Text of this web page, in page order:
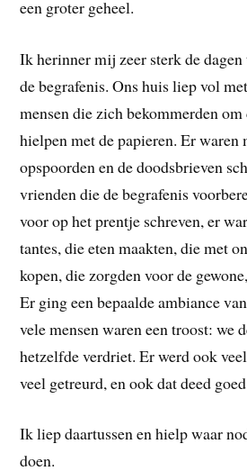
een groter geheel.
Ik herinner mij zeer sterk de
de begrafenis. Ons huis liep vol
mensen die zich bekommerden
hielpen met de papieren. Er waren
opspoorden en de doodsbrieven
vrienden die de begrafenis
voor op het prentje schreven, er
tantes, die eten maakten, die met
kopen, die zorgden voor de
Er ging een bepaalde ambiance
vele mensen waren een troost: we
hetzelfde verdriet. Er werd ook
veel getreurd, en ook dat deed
Ik liep daartussen en hielp waar
doen.